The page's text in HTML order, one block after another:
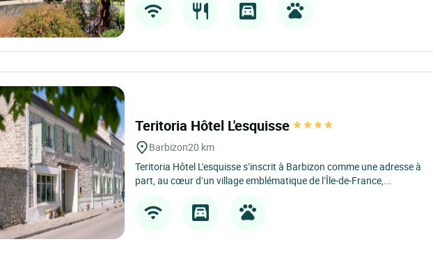
Teritoria Hôtel L'esquisse
Barbizon20 km
Teritoria Hôtel L'esquisse s’inscrit à Barbizon comme une adresse à
part, au cœur d’un village emblématique de l’Île-de-France,...